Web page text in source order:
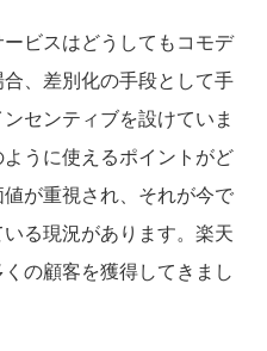
ビスはどうしてもコモデ
、差別化の手段として手
センティブを設けていま
うに使えるポイントがど
が重視され、それが今で
る現況があります。楽天
の顧客を獲得してきまし